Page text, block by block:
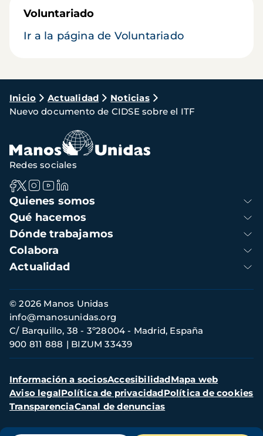
Voluntariado
Ir a la página de Voluntariado
Ruta
de
navegación
Inicio Actualidad
Noticias
Nuevo documento de CIDSE sobre el ITF
Navegación
principal
Quienes somos
Qué hacemos
Dónde trabajamos
Colabora
Actualidad
Redes sociales
Información
de
contacto
© 2026 Manos Unidas
C/ Barquillo, 38 - 3º28004 - Madrid, España
900 811 888
BIZUM 33439
info@manosunidas.org
Menú
secundario
Información a sociosAccesibilidadMapa web
Aviso legalPolítica de privacidadPolítica de cookies
TransparenciaCanal de denuncias